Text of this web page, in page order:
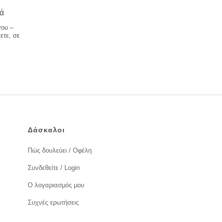
–
σε
Δάσκαλοι
Πώς δουλεύει / Οφέλη
Συνδεθείτε / Login
Ο λογαριασμός μου
Συχνές ερωτήσεις